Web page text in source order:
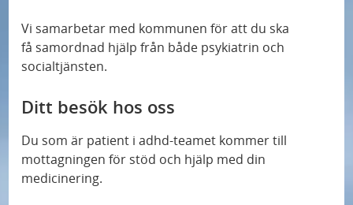
Vi samarbetar med kommunen för att du ska
få samordnad hjälp från både psykiatrin och
socialtjänsten.
Ditt besök hos oss
Du som är patient i adhd-teamet kommer till
mottagningen för stöd och hjälp med din
medicinering.